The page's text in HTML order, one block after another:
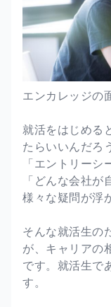
エンカレッジの
就活をはじめる
たらいいんだろ
「エントリーシ
「どんな会社が
様々な疑問が浮
そんな就活生の
が、キャリアの
です。就活生で
す。